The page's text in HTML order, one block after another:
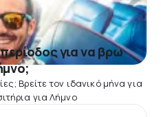
για να βρω
Βρείτε τον ιδανικό μήνα για
για Λήμνο